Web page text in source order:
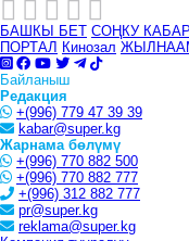
БАШКЫ БЕТ СОҢКУ КАБАР
ПОРТАЛ Кинозал
Байланыш
Редакция
+(996) 779 47 39 39
kabar@super.kg
Жарнама бөлүмү
+(996) 770 882 500
+(996) 770 882 777
+(996) 312 882 777
pr@super.kg
reklama@super.kg